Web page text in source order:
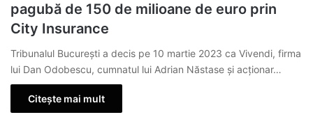
pagubă de 150 de milioane de euro prin
City Insurance
Tribunalul București a decis pe 10 martie 2023 ca Vivendi, firma
lui Dan Odobescu, cumnatul lui Adrian Năstase și acționar…
Citește mai mult